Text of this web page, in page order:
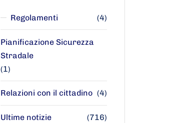
Regolamenti (4)
Pianificazione Sicurezza
Stradale
(1)
Relazioni con il cittadino (4)
Ultime notizie (716)